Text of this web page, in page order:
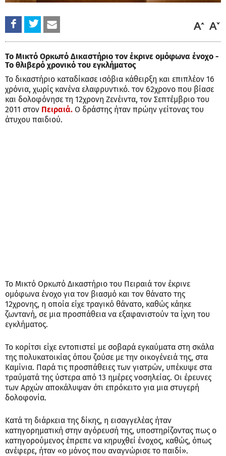
Το Μικτό Ορκωτό Δικαστήριο τον έκρινε ομόφωνα ένοχο -
Το θλιβερό χρονικό του εγκλήματος
Το δικαστήριο καταδίκασε ισόβια κάθειρξη και επιπλέον 16
χρόνια, χωρίς κανένα ελαφρυντικό. τον 62χρονο που βίασε
και δολοφόνησε τη 12χρονη Ζενέιντα, τον Σεπτέμβριο του
2011 στον Πειραιά. Ο δράστης ήταν πρώην γείτονας του
άτυχου παιδιού.
Το Μικτό Ορκωτό Δικαστήριο του Πειραιά τον έκρινε
ομόφωνα ένοχο για τον βιασμό και τον θάνατο της
12χρονης, η οποία είχε τραγικό θάνατο, καθώς κάηκε
ζωντανή, σε μια προσπάθεια να εξαφανιστούν τα ίχνη του
εγκλήματος.
Το κορίτσι είχε εντοπιστεί με σοβαρά εγκαύματα στη σκάλα
της πολυκατοικίας όπου ζούσε με την οικογένειά της, στα
Καμίνια. Παρά τις προσπάθειες των γιατρών, υπέκυψε στα
τραύματά της ύστερα από 13 ημέρες νοσηλείας. Οι έρευνες
των Αρχών αποκάλυψαν ότι επρόκειτο για μια στυγερή
δολοφονία.
Κατά τη διάρκεια της δίκης, η εισαγγελέας ήταν
κατηγορηματική στην αγόρευσή της, υποστηρίζοντας πως ο
κατηγορούμενος έπρεπε να κηρυχθεί ένοχος, καθώς, όπως
ανέφερε, ήταν «ο μόνος που αναγνώρισε το παιδί».